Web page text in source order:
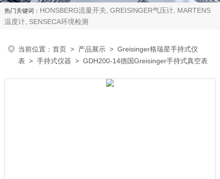
热门关键词： HONSBERG流量开关, GREISINGER气压计, MARTENS
温度计, SENSECA环境检测
当前位置：首页 > 产品展示 >Greisinger格瑞星手持式仪
表 >手持式仪器 > GDH200-14德国Greisinger手持式真空表